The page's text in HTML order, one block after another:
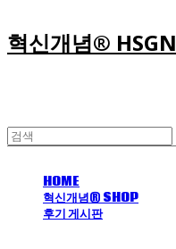
혁신개념® HSGN
HOME
혁신개념® SHOP
후기 게시판